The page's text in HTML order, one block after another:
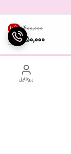
۱٬۴۰۰٬۰۰۰ 10%
1,250,000
پروفایل